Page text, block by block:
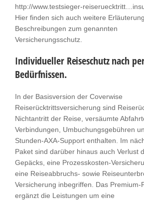
http://www.testsieger-
Hier finden sich auch weitere
Beschreibungen zum genannten
Versicherungsschutz.
Individueller Reiseschutz nach
Bedürfnissen.
In der Basisversion der Coverwise
Reiserücktrittsversicherung sind
Nichtantritt der Reise, versäumte
Verbindungen, Umbuchungsgebühren
Stunden-AXA-Support enthalten. Im
Paket sind darüber hinaus auch Verlust
Gepäcks, eine Prozesskosten-
eine Reiseabbruchs- sowie
Versicherung inbegriffen. Das Premium-
ergänzt die Leistungen um eine